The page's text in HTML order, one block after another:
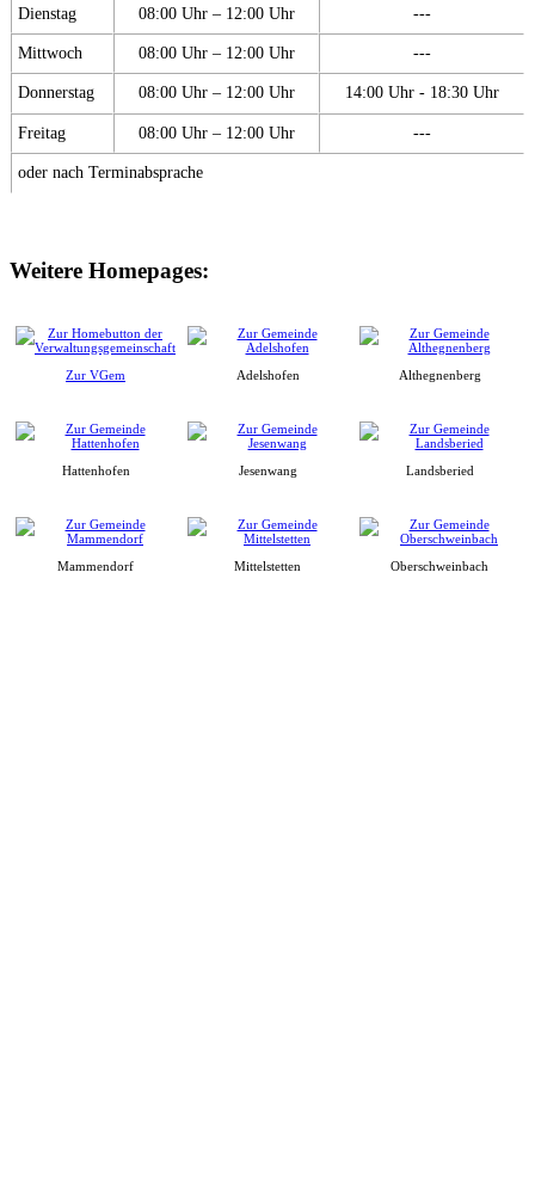
Dienstag 08:00 Uhr – 12:00 Uhr ---
Mittwoch 08:00 Uhr – 12:00 Uhr ---
Donnerstag 08:00 Uhr – 12:00 Uhr 14:00 Uhr - 18:30 Uhr
Freitag 08:00 Uhr – 12:00 Uhr ---
oder nach Terminabsprache
Weitere Homepages:
Zur VGem Adelshofen Althegnenberg
Hattenhofen Jesenwang Landsberied
Mammendorf Mittelstetten Oberschweinbach